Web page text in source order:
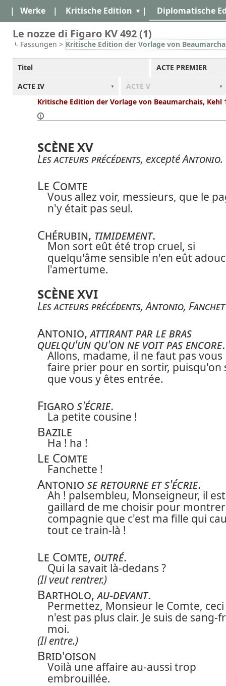
| Werke | Kritische Edition | Diplomatische
Le nozze di Figaro KV 492 (1)
Fassungen > Kritische Edition der Vorlage von
Titel
ACTE PREMIER
ACTE IV
ACTE V
Kritische Edition der Vorlage von Beaumarchais, Kehl
SCÈNE XV
Les acteurs précédents, exceptéAntonio.
Le Comte
Vous allez voir, messieurs, que le
n'y était pas seul.
Chérubin, timidement.
Mon sort eût été trop cruel, si
quelqu'âme sensible n'en eût
l'amertume.
SCÈNE XVI
Les acteurs précédents,Antonio,
Antonio,attirant par le bras
quelqu'un qu'on ne voit pas encore.
Allons, madame, il ne faut pas vous
faire prier pour en sortir, puisqu'on
que vous y êtes entrée.
Figaro s'écrie.
La petite cousine !
Bazile
Ha ! ha !
Le Comte
Fanchette !
Antonio se retourne et s'écrie.
Ah ! palsembleu, Monseigneur, il est
gaillard de me choisir pour
compagnie que c'est ma fille qui
tout ce train-là !
Le Comte, outré.
Qui la savait là-dedans ?
(Il veut rentrer.)
Bartholo,au-devant.
Permettez, Monsieur le Comte, ceci
n'est pas plus clair. Je suis de sang-
moi.
(Il entre.)
Brid'oison
Voilà une affaire au-aussi trop
embrouillée.